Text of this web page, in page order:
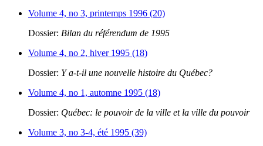
Volume 4, no 3, printemps 1996 (20)
Dossier: Bilan du référendum de 1995
Volume 4, no 2, hiver 1995 (18)
Dossier: Y a-t-il une nouvelle histoire du Québec?
Volume 4, no 1, automne 1995 (18)
Dossier: Québec: le pouvoir de la ville et la ville du pouvoir
Volume 3, no 3-4, été 1995 (39)